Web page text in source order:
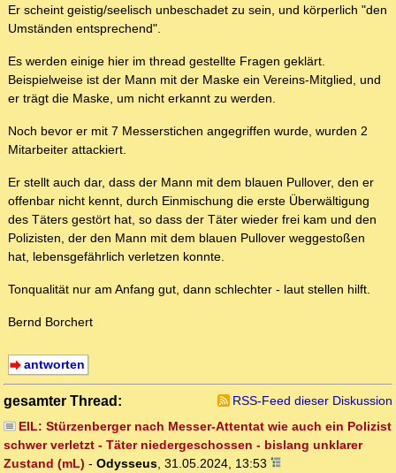
Er scheint geistig/seelisch unbeschadet zu sein, und körperlich "den
Umständen entsprechend".
Es werden einige hier im thread gestellte Fragen geklärt.
Beispielweise ist der Mann mit der Maske ein Vereins-Mitglied, und
er trägt die Maske, um nicht erkannt zu werden.
Noch bevor er mit 7 Messerstichen angegriffen wurde, wurden 2
Mitarbeiter attackiert.
Er stellt auch dar, dass der Mann mit dem blauen Pullover, den er
offenbar nicht kennt, durch Einmischung die erste Überwältigung
des Täters gestört hat, so dass der Täter wieder frei kam und den
Polizisten, der den Mann mit dem blauen Pullover weggestoßen
hat, lebensgefährlich verletzen konnte.
Tonqualität nur am Anfang gut, dann schlechter - laut stellen hilft.
Bernd Borchert
antworten
gesamter Thread:
RSS-Feed dieser Diskussion
EIL: Stürzenberger nach Messer-Attentat wie auch ein Polizist
schwer verletzt - Täter niedergeschossen - bislang unklarer
Zustand (mL) - Odysseus, 31.05.2024, 13:53